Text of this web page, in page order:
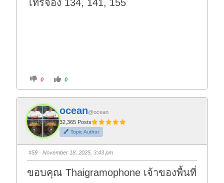
.
โทรจอง 134, 141, 155
C
i
k
f
o
r
t
h
u
m
b
d
o
n
.
0
C
i
k
o
r
t
h
u
m
b
u
p
0
ocean@ocean
32,365 Posts
Topic Author
#59 · November 18, 2025, 3:43 pm
ขอบคุณ Thaigramophone เจ้าของพื้นที่